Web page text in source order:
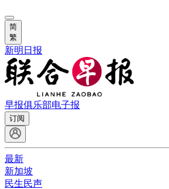
简
繁
新明日报
早报俱乐部电子报
订阅
最新
新加坡
民生民声